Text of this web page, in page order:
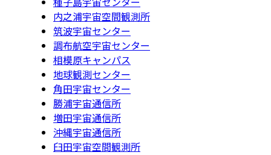
内之浦宇宙空間観測所
筑波宇宙センター
調布航空宇宙センター
相模原キャンパス
地球観測センター
角田宇宙センター
勝浦宇宙通信所
増田宇宙通信所
沖縄宇宙通信所
臼田宇宙空間観測所